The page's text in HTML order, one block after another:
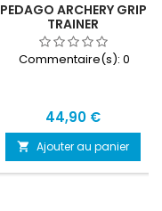
PEDAGO ARCHERY GRIP
TRAINER
Commentaire(s): 0
Prix
44,90 €
 Ajouter au panier